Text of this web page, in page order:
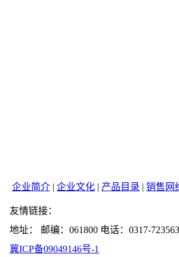
企业简介 | 企业文化 | 产品目录 | 销售网
友情链接：
地址： 邮编：061800 电话：0317-
冀ICP备09049146号-1